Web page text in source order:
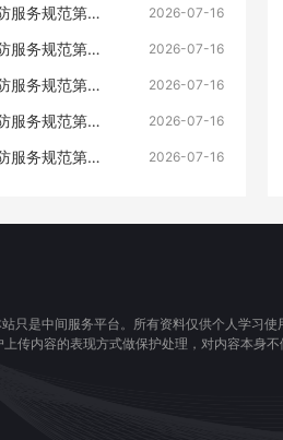
AQ6071304《安全生产责任保险事故预防服务规范第5部分：烟花爆竹》 2026-07-16
AQ6071304《安全生产责任保险事故预防服务规范第4部分：矿山》 2026-07-16
AQ6071304《安全生产责任保险事故预防服务规范第3部分：危险化学品》 2026-07-16
AQ6071304《安全生产责任保险事故预防服务规范第２部分：金属冶炼》（AQ9010.2-2026） 2026-07-16
AQ6071304《安全生产责任保险事故预防服务规范第１部分：总则》（AQ9010.1-2026） 2026-07-16
是中间服务平台。所有资料仅供个人学习
传内容的表现方式做保护处理，对内容本身